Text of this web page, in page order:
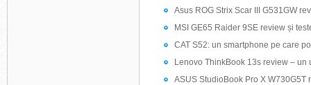
Asus ROG Strix Scar III G531GW
MSI GE65 Raider 9SE review și
CAT S52: un smartphone pe care
Lenovo ThinkBook 13s review – un
ASUS StudioBook Pro X